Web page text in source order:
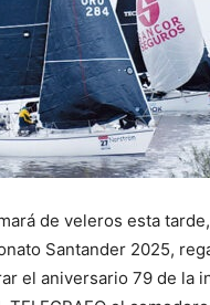
de veleros esta
Santander 2025,
el aniversario 79 de la